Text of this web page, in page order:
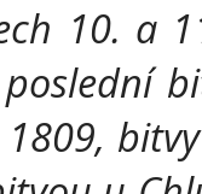
10. a